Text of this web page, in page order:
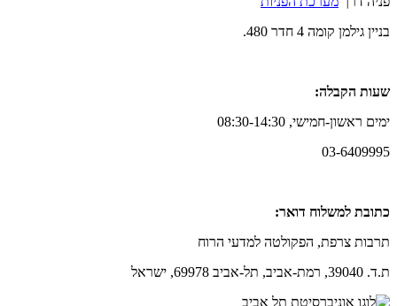
בניין גילמן קומה 4 חדר 480.
שעות הקבלה:
ימים ראשון-חמישי, 08:30-14:30
03-6409995
כתובת למשלוח דואר:
תרבות צרפת, הפקולטה למדעי הרוח
ת.ד. 39040, רמת-אביב, תל-אביב 69978, ישראל